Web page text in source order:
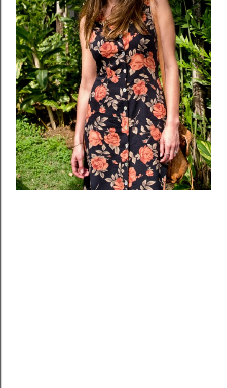
looks todos os dias.. Não há nada hiper
diferente do que costumamos ver..
E ai você concorda?
Compartilhar
Marcadores: ESTILO MODA STREET STYLE
COMENTÁRIOS
POSTAR UM COMENTÁRIO
POSTAGENS MAIS VISITADAS